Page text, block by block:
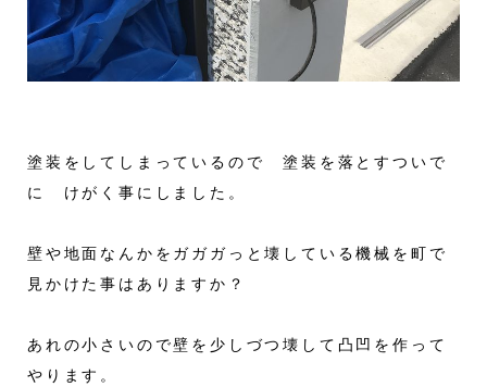
塗装をしてしまっているので 塗装を落とすついで
に けがく事にしました。
壁や地面なんかをガガガっと壊している機械を町で
見かけた事はありますか？
あれの小さいので壁を少しづつ壊して凸凹を作って
やります。